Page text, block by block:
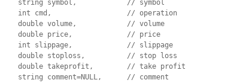
    string symbol,            // symbol
    int cmd,                  // operation
    double volume,            // volume
    double price,             // price
    int slippage,             // slippage
    double stoploss,          // stop loss
    double takeprofit,        // take profit
    string comment=NULL,      // comment